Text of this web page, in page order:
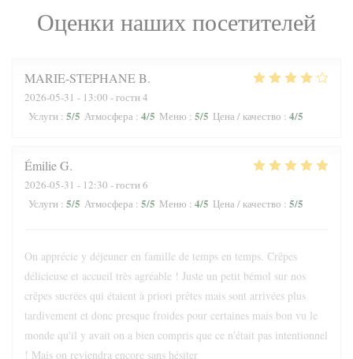
Оценки наших посетителей
MARIE-STEPHANEB
2026-05-31 - 13:00 - гости 4
Услуги : 5/5 Атмосфера : 4/5 Меню : 5/5 Цена / качество : 4/5
ÉmilieG
2026-05-31 - 12:30 - гости 6
Услуги : 5/5 Атмосфера : 5/5 Меню : 4/5 Цена / качество : 5/5
On apprécie y déjeuner en famille de temps en temps. Crêpes
délicieuse et accueil très agréable ! Juste un petit bémol sur nos
crêpes sucrées qui étaient à priori prêtes mais sont arrivées plus
tardivement et donc presque froides pour certaines mais bon vu le
monde qu'il y avait on a bien compris que ce n'était pas intentionnel
! Mais on reviendra encore sans hésiter